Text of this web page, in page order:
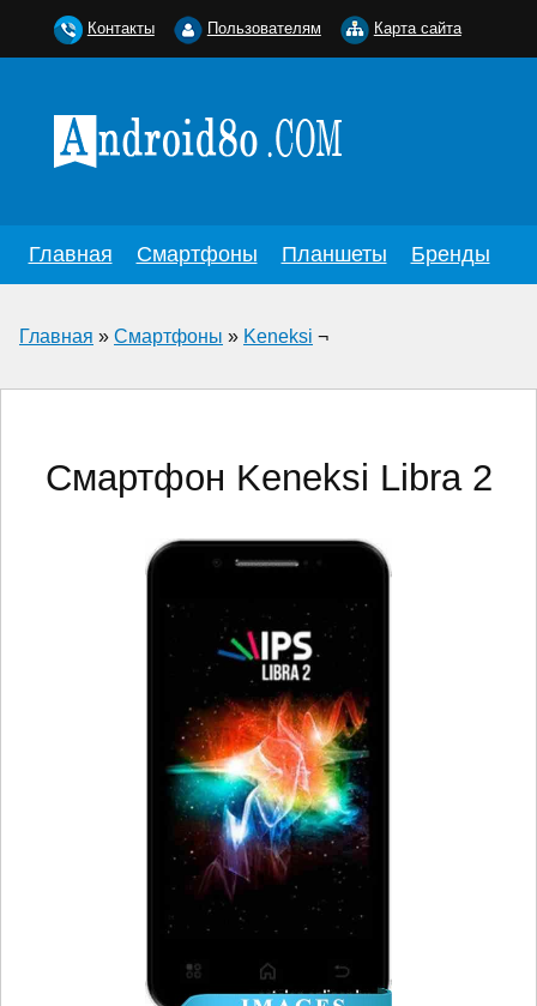
Главная Смартфоны Планшеты Бренды
Главная » Смартфоны » Keneksi ¬
Смартфон Keneksi Libra 2
Контакты Пользователям Карта сайта